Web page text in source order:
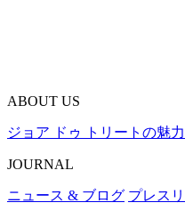
ABOUT US
ジョア ドゥ トリートの魅力
JOURNAL
ニュース & ブログ プレス